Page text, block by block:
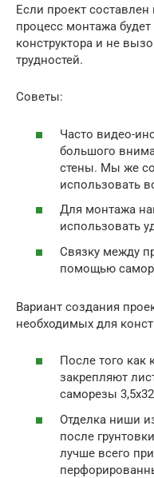
Если проект
процесс монтажа
конструктора и не
трудностей.
Советы:
Часто видео-
большого
стены. Мы же
использовать
Для монтажа
использовать
Связку между
помощью
Вариант создания
необходимых для
После того как
закрепляют
саморезы
Отделка ниши
после
лучше всего